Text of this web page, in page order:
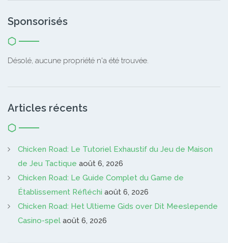
Sponsorisés
Désolé, aucune propriété n'a été trouvée.
Articles récents
Chicken Road: Le Tutoriel Exhaustif du Jeu de Maison
de Jeu Tactique août 6, 2026
Chicken Road: Le Guide Complet du Game de
Établissement Réfléchi août 6, 2026
Chicken Road: Het Ultieme Gids over Dit Meeslepende
Casino-spel août 6, 2026